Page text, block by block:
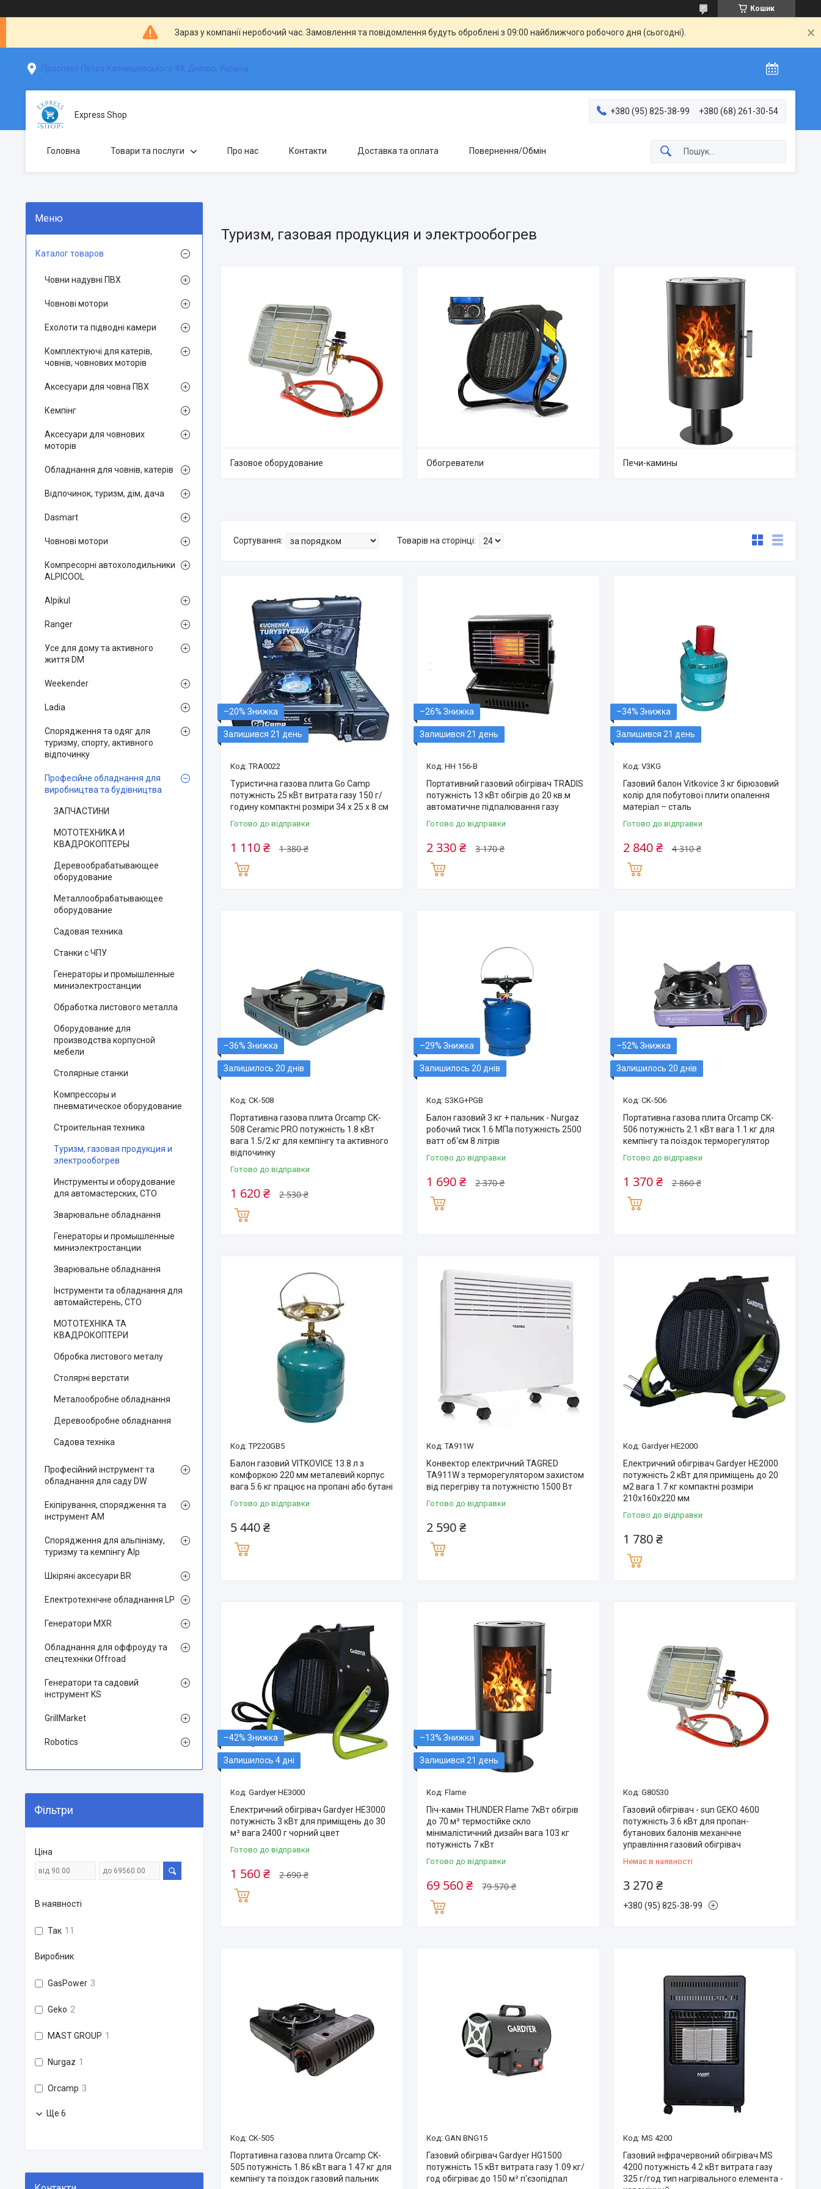
Кошик
Зараз у компанії неробочий час. Замовлення та повідомлення будуть оброблені з 09:00 найближчого робочого дня (сьогодні).
Проспект Петра Калнишевського 49, Дніпро, Україна
Express Shop +380 (95) 825-38-99 +380 (68) 261-30-54
Головна Товари та послуги Про нас Контакти Доставка та оплата Повернення/Обмін
Туризм, газовая продукция и электрообогрев
Газовое оборудование Обогреватели Печи-камины
–20%
Залишився 21 день
TRA0022
Туристична газова плита Go Camp
потужність 25 кВт витрата газу 150 г/
годину компактні розміри 34 х 25 х 8 см
Готово до відправки
1 380 ₴
1 110 ₴
–26%
Залишився 21 день
HH 156-B
Портативний газовий обігрівач TRADIS
потужність 13 кВт обігрів до 20 кв.м
автоматичне підпалювання газу
Готово до відправки
3 170 ₴
2 330 ₴
–34%
Залишився 21 день
V3KG
Газовий балон Vitkovice 3 кг бірюзовий
колір для побутової плити опалення
матеріал – сталь
Готово до відправки
4 310 ₴
2 840 ₴
–36%
Залишилось 20 днів
CK-508
Портативна газова плита Orcamp CK-
508 Ceramic PRO потужність 1.8 кВт
вага 1.5/2 кг для кемпінгу та активного
відпочинку
Готово до відправки
2 530 ₴
1 620 ₴
–29%
Залишилось 20 днів
S3KG+PGB
Балон газовий 3 кг + пальник - Nurgaz
робочий тиск 1.6 МПа потужність 2500
ватт об'єм 8 літрів
Готово до відправки
2 370 ₴
1 690 ₴
–52%
Залишилось 20 днів
CK-506
Портативна газова плита Orcamp CK-
506 потужність 2.1 кВт вага 1.1 кг для
кемпінгу та поїздок терморегулятор
Готово до відправки
2 860 ₴
1 370 ₴
TP220GB5
Балон газовий VITKOVICE 13.8 л з
комфоркою 220 мм металевий корпус
вага 5.6 кг працює на пропані або бутані
Готово до відправки
5 440 ₴
TA911W
Конвектор електричний TAGRED
TA911W з терморегулятором захистом
від перегріву та потужністю 1500 Вт
Готово до відправки
2 590 ₴
Gardyer HE2000
Електричний обігрівач Gardyer HE2000
потужність 2 кВт для приміщень до 20
м2 вагa 1.7 кг компактні розміри
210х160х220 мм
Готово до відправки
1 780 ₴
–42%
Залишилось 4 дні
Gardyer HE3000
Електричний обігрівач Gardyer HE3000
потужність 3 кВт для приміщень до 30
м² вага 2400 г чорний цвет
Готово до відправки
2 690 ₴
1 560 ₴
–13%
Залишився 21 день
Flame
Піч-камін THUNDER Flame 7кВт обігрів
до 70 м² термостійке скло
мінімалістичний дизайн вага 103 кг
потужність 7 кВт
Готово до відправки
79 570 ₴
69 560 ₴
G80530
Газовий обігрівач - sun GEKO 4600
потужність 3.6 кВт для пропан-
бутанових балонів механічне
управління газовий обігрівач
Немає в наявності
3 270 ₴
+380 (95) 825-38-99
CK-505
Портативна газова плита Orcamp CK-
505 потужність 1.86 кВт вага 1.47 кг для
кемпінгу та поїздок газовий пальник
GAN BNG15
Газовий обігрівач Gardyer HG1500
потужність 15 кВт витрата газу 1.09 кг/
год обігріває до 150 м² п'єзопідпал
MS 4200
Газовий інфрачервоний обігрівач MS
4200 потужність 4.2 кВт витрата газу
325 г/год тип нагрівального елемента -
Каталог товаров
Човни надувні ПВХ
Човнові мотори
Ехолоти та підводні камери
Комплектуючі для катерів,
човнів, човнових моторів
Аксесуари для човна ПВХ
Кемпінг
Аксесуари для човнових
моторів
Обладнання для човнів, катерів
Відпочинок, туризм, дім, дача
Dasmart
Човнові мотори
Компресорні автохолодильники
ALPICOOL
Alpikul
Ranger
Усе для дому та активного
життя DM
Weekender
Ladia
Спорядження та одяг для
туризму, спорту, активного
відпочинку
Професійне обладнання для
виробництва та будівництва
ЗАПЧАСТИНИ
МОТОТЕХНИКА И
КВАДРОКОПТЕРЫ
Деревообрабатывающее
оборудование
Металлообрабатывающее
оборудование
Садовая техника
Станки с ЧПУ
Генераторы и промышленные
миниэлектростанции
Обработка листового металла
Оборудование для
производства корпусной
мебели
Столярные станки
Компрессоры и
пневматическое оборудование
Строительная техника
Туризм, газовая продукция и
электрообогрев
Инструменты и оборудование
для автомастерских, СТО
Зварювальне обладнання
Генераторы и промышленные
миниэлектростанции
Зварювальне обладнання
Інструменти та обладнання для
автомайстерень, СТО
МОТОТЕХНІКА ТА
КВАДРОКОПТЕРИ
Обробка листового металу
Столярні верстати
Металообробне обладнання
Деревообробне обладнання
Садова техніка
Професійний інструмент та
обладнання для саду DW
Екіпірування, спорядження та
інструмент AM
Спорядження для альпінізму,
туризму та кемпінгу Alp
Шкіряні аксесуари BR
Електротехнічне обладнання LP
Генератори MXR
Обладнання для оффроуду та
спецтехніки Offroad
Генератори та садовий
інструмент KS
GrillMarket
Robotics
Фільтри
Ціна
В наявності
Так 11
Виробник
GasPower 3
Geko 2
MAST GROUP 1
Nurgaz 1
Orcamp 3
Ще 6